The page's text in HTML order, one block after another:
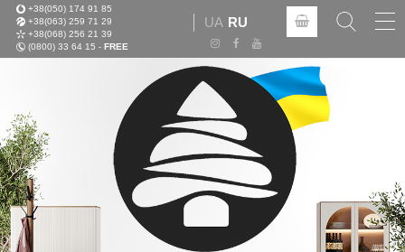
+38(050) 174 91 85
+38(063) 259 71 29
+38(068) 256 21 39
(0800) 33 64 15 - FREE
UA RU